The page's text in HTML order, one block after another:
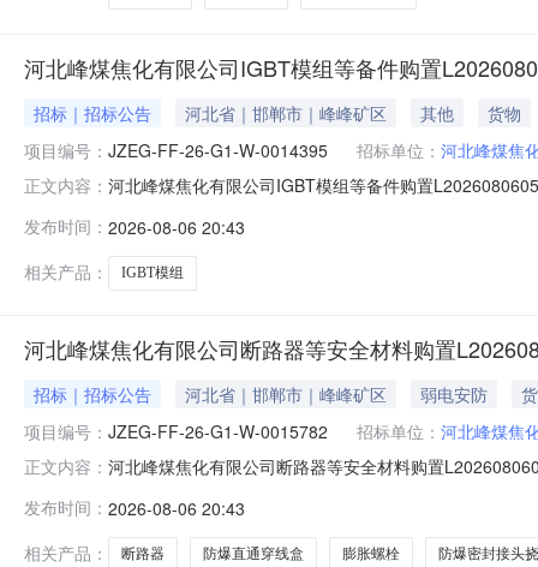
河北峰煤焦化有限公司IGBT模组等备件购置
招标｜招标公告 河北省｜邯郸市｜峰峰矿区 其他
货物
项目编号： JZEG-FF-26-G1-W-0014395 招标单位： 河北峰煤焦
正文内容： 河北峰煤焦化有限公司IGBT模组等备件购置
单位交货期备注B11IGBT模组F4/5/15负责现场安装2块
发布时间： 2026-08-06 20:43
相关产品：
IGBT模组
河北峰煤焦化有限公司断路器等安全材料购置
招标｜招标公告 河北省｜邯郸市｜峰峰矿区 弱电安防
项目编号： JZEG-FF-26-G1-W-0015782 招标单位： 河北峰煤焦
正文内容： 河北峰煤焦化有限公司断路器等安全材料购置
路器10A2P7个接到需方通知后30日内送货B12开关电源
发布时间： 2026-08-06 20:43
相关产品：
断路器 防爆直通穿线盒 膨胀螺栓 防爆密封接头